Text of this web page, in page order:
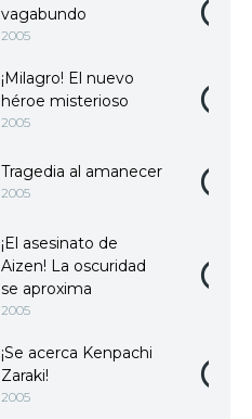
vagabundo
2005
¡Milagro! El nuevo
héroe misterioso
2005
Tragedia al amanecer
2005
¡El asesinato de
Aizen! La oscuridad
se aproxima
2005
¡Se acerca Kenpachi
Zaraki!
2005